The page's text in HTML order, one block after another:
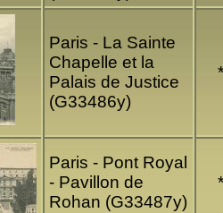
Paris - La Sainte
Chapelle et la
Palais de Justice
(G33486y)
*
Paris - Pont Royal
- Pavillon de
Rohan (G33487y)
*